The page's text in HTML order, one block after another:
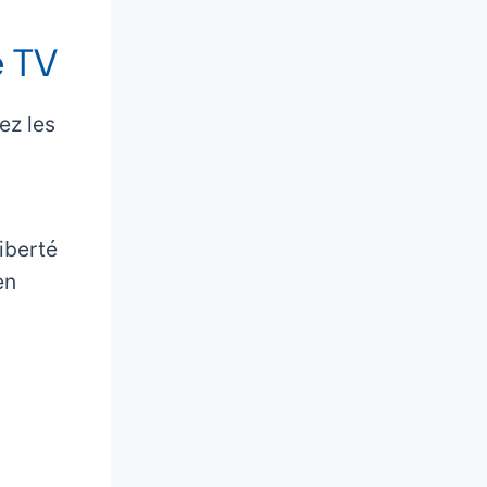
TV
les